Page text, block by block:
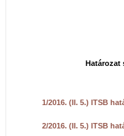
Határozat
1/2016. (II. 5.) ITSB
2/2016. (II. 5.) ITSB